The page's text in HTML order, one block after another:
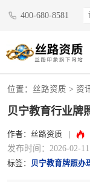
400-680-8581
位置： 丝路资质 > 资
贝宁教育行业牌
作者：丝路资质
发布时间：2026-02-
标签： 贝宁教育牌照办